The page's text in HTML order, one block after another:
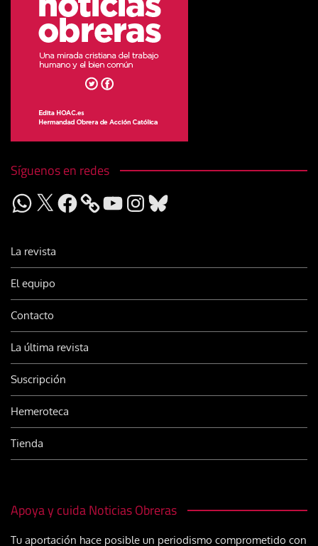
Síguenos en redes
WhatsApp
X Facebook YouTubeInstagram
Bluesky
La revista
El equipo
Contacto
La última revista
Suscripción
Hemeroteca
Tienda
Apoya y cuida Noticias Obreras
Tu aportación hace posible un periodismo comprometido con